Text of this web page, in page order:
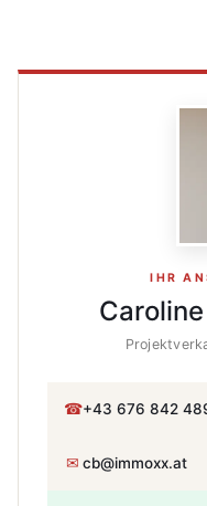
IHR
☎+43 676 842
✉ cb@immoxx.at